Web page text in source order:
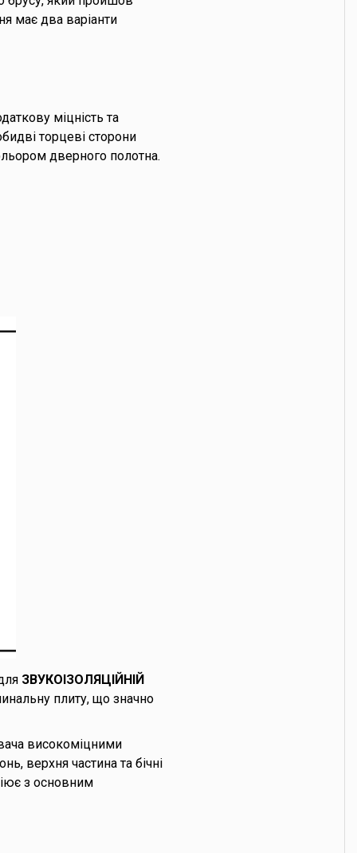
має два варіанти
міцність та
торцеві сторони
дверного полотна.
ЗВУКОІЗОЛЯЦІЙНІЙ
плиту, що значно
високоміцними
верхня частина та бічні
з основним